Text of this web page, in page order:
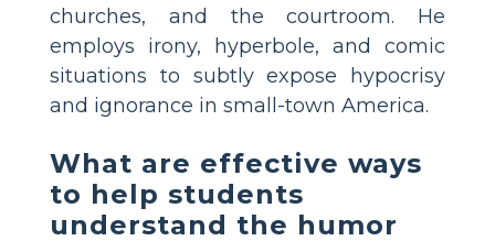
churches, and the courtroom. He
employs irony, hyperbole, and comic
situations to subtly expose hypocrisy
and ignorance in small-town America.
What are effective ways
to help students
understand the humor